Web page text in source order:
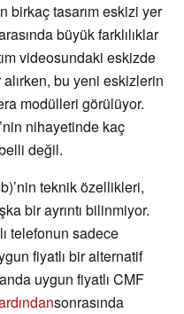
birkaç tasarım eskizi yer
büyük farklılıklar
videosundaki eskizde
bu yeni eskizlerin
modülleri görülüyor.
nihayetinde kaç
değil.
teknik özellikleri,
bir ayrıntı bilinmiyor.
telefonun sadece
fiyatlı bir alternatif
uygun fiyatlı CMF
sonrasında